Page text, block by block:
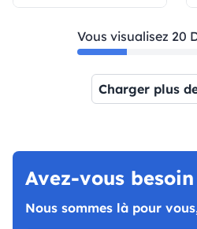
Vous visualisez 20
Charger plus
Avez-vous
Nous sommes là pour